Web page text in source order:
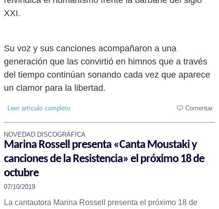
XXI.
Su voz y sus canciones acompañaron a una
generación que las convirtió en himnos que a través
del tiempo continúan sonando cada vez que aparece
un clamor para la libertad.
Leer artículo completo Comentar
NOVEDAD DISCOGRÁFICA
Marina Rossell presenta «Canta Moustaki y
canciones de la Resistencia» el próximo 18 de
octubre
07/10/2019
La cantautora Marina Rossell presenta el próximo 18 de